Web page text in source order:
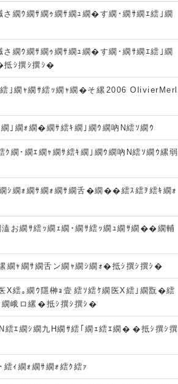
さ繝ｳ繝ｻ繝ｩ繝ｻ繝ｭ繝�す繝･繝ｻ繝ｴ繧｣繝
さ繝ｳ繝ｻ繝ｩ繝ｻ繝ｭ繝�す繝･繝ｻ繝ｴ繧｣繝
抵ｼ撰ｼ撰ｼ�
｣繝ｬ繝ｻ繧ｯ繝ｬ繝�そ縲2006 OlivierMerl
｣繝ｫ繝�繝ｻ繧ｷ繝｣繝ｳ繝吶Ν繧ｿ繝ｳ
繝･繝ｴ繝ｬ繝ｻ繧ｷ繝｣繝ｳ繝吶Ν繧ｿ繝ｳ縲弱
ｼ繝ｫ繝ｻ繝ｫ繝ｻ繝舌�繝��繧ｽ繧ｦ繧ｷ繝ｫ
お繝ｻ繧ｯ繝ｪ繝･繝ｻ繧ｯ繝ｭ繝ｻ繝��繝輔
繝ｬ繝ｻ繝舌ン繝ｬ繝ｼ繝ｫ�抵ｼ撰ｼ撰ｼ�
繧｡繝ｳ隱榊ｮ壹繧ｿ繧ｹ繝医Χ繧｣繝翫�繧
峨ロ縲�抵ｼ撰ｼ撰ｼ�
ｴ繝ｼ繝九Η繝ｻ繧｢繝ｪ繧ｴ繝��抵ｼ撰ｼ撰
繧ｨ繝ｫ繝ｻ繝ｫ繧ｸ繧ｧ